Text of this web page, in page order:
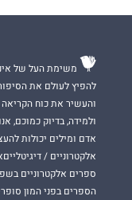
משימת העל של
להפיץ לעולם את
והעשיר את כוח
ולמידה, בדיוק כמוכם,
אדם ומילים יכולות
אלקטרוניים /
ספרים אלקטרוניים
הספרים בפני המון